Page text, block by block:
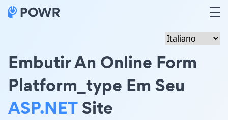
Embutir An Online Form
Platform_type Em Seu
ASP.NETSite